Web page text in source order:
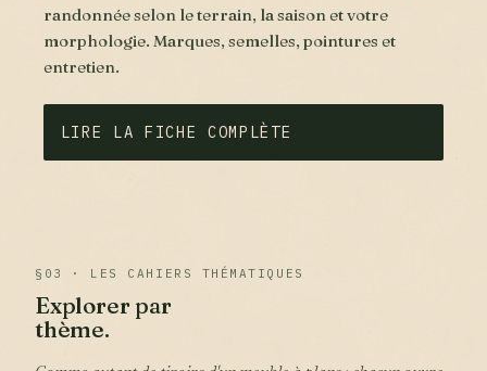
randonnée selon le terrain, la saison et votre
morphologie. Marques, semelles, pointures et
entretien.
LIRE LA FICHE COMPLÈTE
§03 · LES CAHIERS THÉMATIQUES
Explorer par
thème.